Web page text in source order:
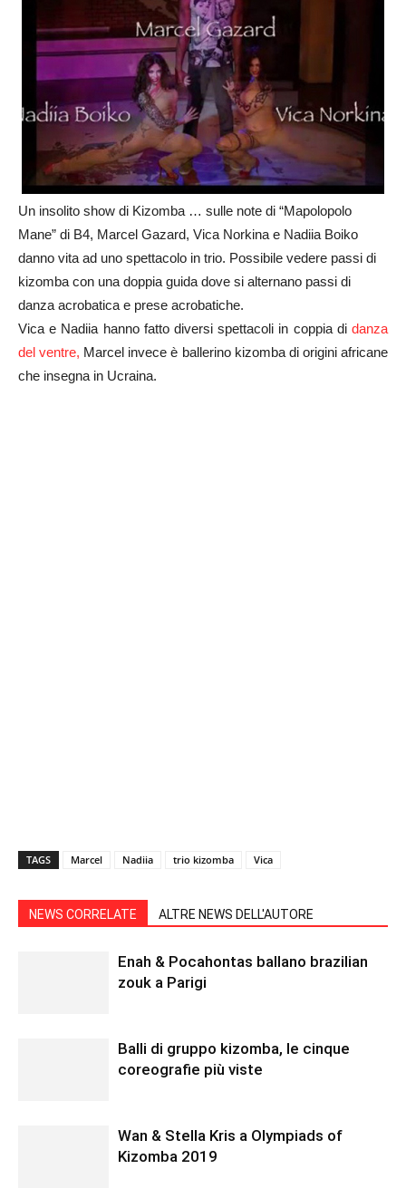
Un insolito show di Kizomba … sulle note di “Mapolopolo
Mane” di B4, Marcel Gazard, Vica Norkina e Nadiia Boiko
danno vita ad uno spettacolo in trio. Possibile vedere passi di
kizomba con una doppia guida dove si alternano passi di
danza acrobatica e prese acrobatiche.
Vica e Nadiia hanno fatto diversi spettacoli in coppia di danza
del ventre, Marcel invece è ballerino kizomba di origini africane
che insegna in Ucraina.
TAGS Marcel Nadiia trio kizomba Vica
NEWS CORRELATE ALTRE NEWS DELL'AUTORE
Enah & Pocahontas ballano brazilian
zouk a Parigi
Balli di gruppo kizomba, le cinque
coreografie più viste
Wan & Stella Kris a Olympiads of
Kizomba 2019